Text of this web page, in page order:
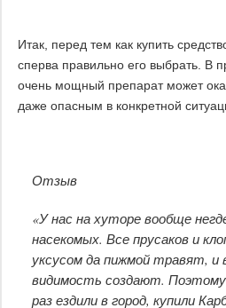
Итак, перед тем как купить
сперва правильно его выбрать. В
очень мощный препарат может
даже опасным в конкретной
Отзыв
«У нас на хуторе вообще
насекомых. Все прусаков и
уксусом да пижмой травят, и
видимость создают. Поэтому
раз ездили в город, купили